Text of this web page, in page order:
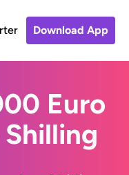
Download App
Euro